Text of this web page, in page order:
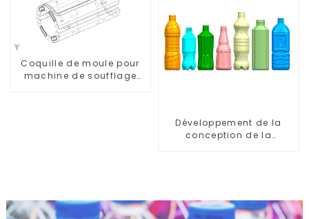
Coquille de moule pour
machine de soufflage
Développement de la
conception de la